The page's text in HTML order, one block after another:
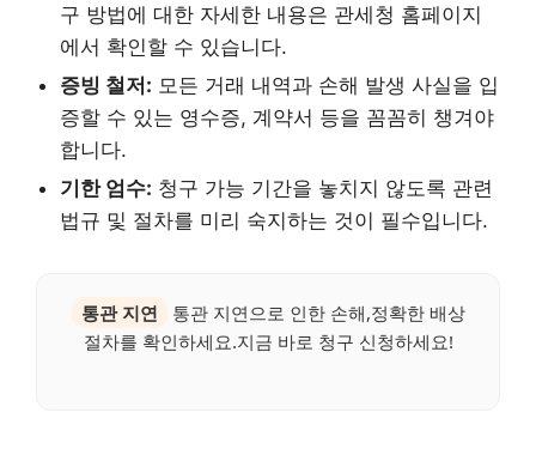
구 방법에 대한 자세한 내용은 관세청 홈페이지
에서 확인할 수 있습니다.
증빙 철저: 모든 거래 내역과 손해 발생 사실을 입
증할 수 있는 영수증, 계약서 등을 꼼꼼히 챙겨야
합니다.
기한 엄수: 청구 가능 기간을 놓치지 않도록 관련
법규 및 절차를 미리 숙지하는 것이 필수입니다.
통관 지연
통관 지연으로 인한 손해,정확한 배상
절차를 확인하세요.지금 바로 청구 신청하세요!